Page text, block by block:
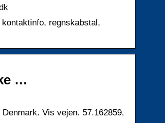
regnskabstal,
…
Vis vejen. 57.162859,